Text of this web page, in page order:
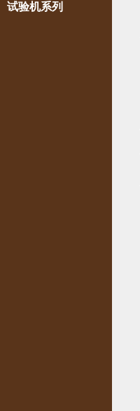
试验机系列